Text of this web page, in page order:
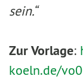
sein.“
Zur Vorlage:
koeln.de/